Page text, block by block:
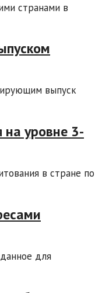
странами в
выпуск
на уровне 3-
в стране по
для